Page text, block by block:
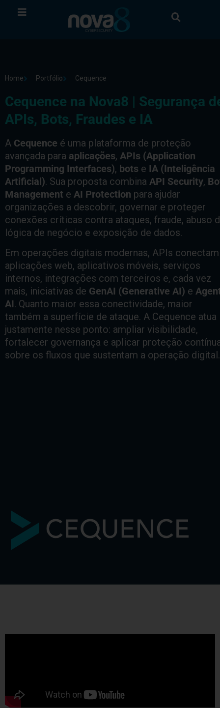
Home Portfólio Cequence
Cequence na Nova8 | Segurança
APIs, Bots, Fraudes e IA
A Cequence é uma plataforma de proteção
avançada para aplicações, APIs (Application
Programming Interfaces), bots e IA (Inteligência
Artificial). Sua proposta combina API Security,
Management e AI Protection para ajudar
organizações a descobrir, governar e proteger
conexões críticas contra ataques, fraude, abuso
lógica de negócio e exposição de dados.
Em operações digitais modernas, APIs conectam
aplicações web, aplicativos móveis, serviços
internos, integrações com terceiros e, cada vez
mais, iniciativas de GenAI (Generative AI) e
AI. Quanto maior essa conectividade, maior
também a superfície de ataque. A Cequence atua
justamente nesse ponto: ampliar visibilidade,
fortalecer governança e aplicar proteção
sobre os fluxos que sustentam a operação digital.